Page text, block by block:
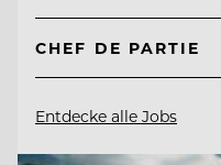
CHEF DE PARTIE
Entdecke alle Jobs